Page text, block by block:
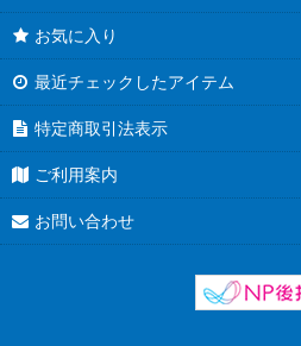
お気に入り
最近チェックしたアイテム
特定商取引法表示
ご利用案内
お問い合わせ